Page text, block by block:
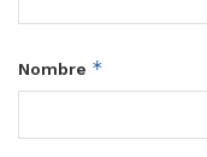
Nombre *